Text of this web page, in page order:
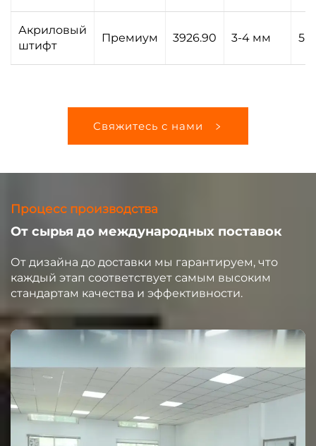
Акриловый
штифт
Премиум 3926.90 3-4 мм 5-
Свяжитесь с нами
Процесс производства
От сырья до международных поставок
От дизайна до доставки мы гарантируем, что
каждый этап соответствует самым высоким
стандартам качества и эффективности.